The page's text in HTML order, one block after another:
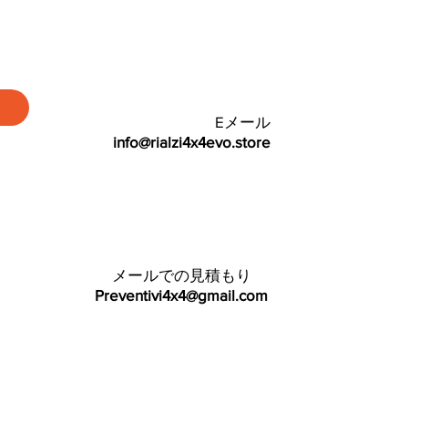
Eメール
info@rialzi4x4evo.store
メールでの見積もり
Preventivi4x4@gmail.com